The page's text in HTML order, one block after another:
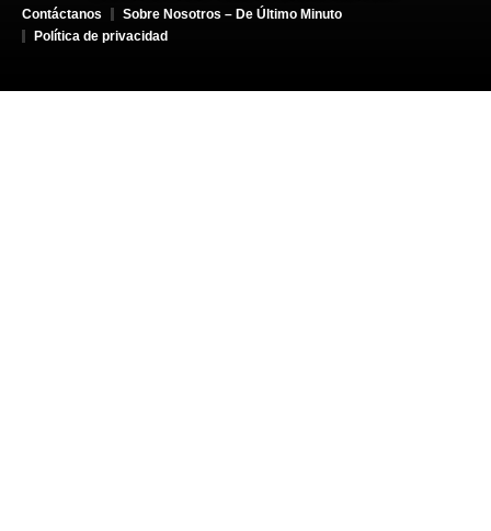
Contáctanos
Sobre Nosotros – De Último Minuto
Política de privacidad